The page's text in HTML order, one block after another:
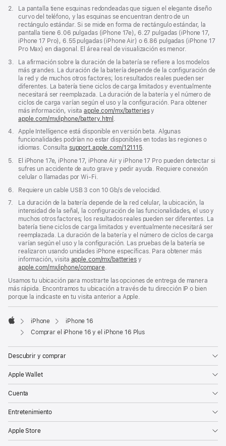
Nota
2.
La pantalla tiene esquinas redondeadas que siguen el elegante diseño
curvo del teléfono, y las esquinas se encuentran dentro de un
rectángulo estándar. Si se mide en forma de rectángulo estándar, la
pantalla tiene 6.06 pulgadas (iPhone 17e), 6.27 pulgadas (iPhone 17,
iPhone 17 Pro), 6.55 pulgadas (iPhone Air) o 6.86 pulgadas (iPhone 17
Pro Max) en diagonal. El área real de visualización es menor.
Nota
3.
La afirmación sobre la duración de la batería se refiere a los modelos
más grandes. La duración de la batería depende de la configuración de
la red y de muchos otros factores; los resultados reales pueden ser
diferentes. La batería tiene ciclos de carga limitados y eventualmente
necesitará ser reemplazada. La duración de la batería y el número de
ciclos de carga varían según el uso y la configuración. Para obtener
más información, visitaapple.com/mx/batteriesy
apple.com/mx/iphone/battery.html
Nota
4.
Apple Intelligence está disponible en versión beta. Algunas
funcionalidades podrían no estar disponibles en todas las regiones o
idiomas. Consulta support.apple.com/121115para
la
disponibilidad
funcionalidades
idiomas
y
los
requisitos
del
sistema(se
abre
nueva
ventana)
.
Nota
5.
El iPhone 17e, iPhone 17, iPhone Air y iPhone 17 Pro pueden detectar si
sufres un accidente de auto grave y pedir ayuda. Requiere conexión
celular o llamadas por Wi-Fi.
Nota
pie
6.
Requiere un cable USB 3 con 10 Gb/s de velocidad.
Nota
7.
La duración de la batería depende de la red celular, la ubicación, la
intensidad de la señal, la configuración de las funcionalidades, el uso y
muchos otros factores; los resultados reales pueden ser diferentes. La
batería tiene ciclos de carga limitados y eventualmente necesitará ser
reemplazada. La duración de la batería y el número de ciclos de carga
varían según el uso y la configuración. Las pruebas de la batería se
realizaron usando unidades iPhone específicas. Para obtener más
información, visita apple.com/mx/batteries y
apple.com/mx/iphone/compare.
Usamos tu ubicación para mostrarte las opciones de entrega de manera
más rápida. Encontramos tu ubicación a través de tu dirección IP o bien
porque la indicaste en tu visita anterior a Apple.
Apple
iPhone
iPhone 16
Comprar el iPhone 16 y el iPhone 16 Plus
Descubrir y comprar
Apple Wallet
Cuenta
Entretenimiento
Apple Store